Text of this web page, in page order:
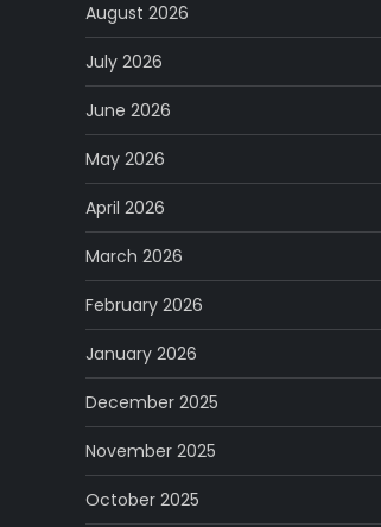
August 2026
July 2026
June 2026
May 2026
April 2026
March 2026
February 2026
January 2026
December 2025
November 2025
October 2025